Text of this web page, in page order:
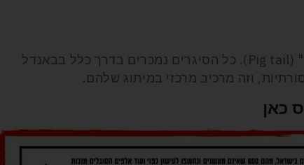
שני האחרונים מאופיינים בגימור "זנב חזיר" (Pig tail). כל הסיגרים נמכרים בדרך כלל בבאנדל
כאן